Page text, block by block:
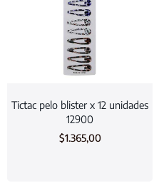
Tictac pelo blister x 12 unidades
12900
$1.365,00